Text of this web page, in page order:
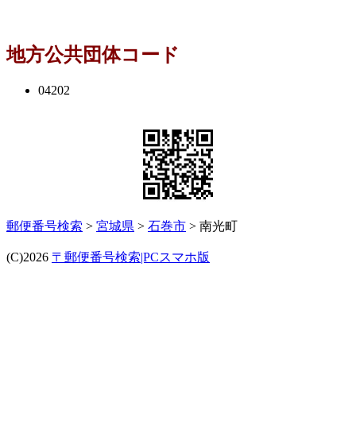
地方公共団体コード
04202
郵便番号検索 > 宮城県 > 石巻市 > 南光町
(C)2026 〒郵便番号検索|PCスマホ版